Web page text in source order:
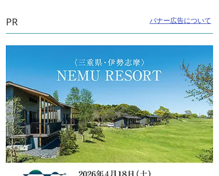
PR バナー広告について